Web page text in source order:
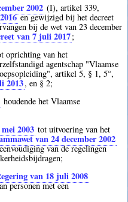
2002 (I), artikel 339,
en gewijzigd bij het decreet
bij de wet van 23 december
van 7 juli 2017;
oprichting van het
agentschap "Vlaamse
artikel 5, § 1, 5°,
2013, en § 2;
houdende het Vlaamse
2003 tot uitvoering van het
van 24 december 2002
van de regelingen
van 18 juli 2008
personen met een